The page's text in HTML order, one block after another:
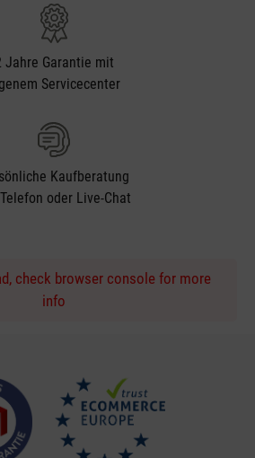
Jahre Garantie mit
Servicecenter
Kaufberatung
oder Live-Chat
check browser console for more
info